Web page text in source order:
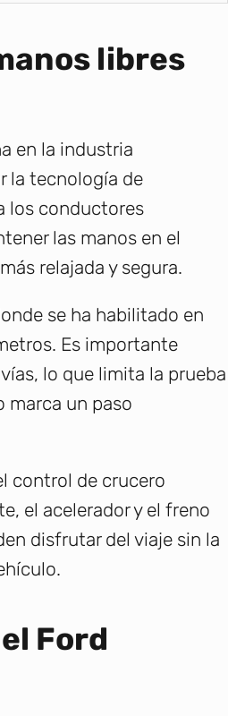
libres
en la industria
la tecnología de
los conductores
las manos en el
relajada y segura.
se ha habilitado en
Es importante
lo que limita la prueba
marca un paso
control de crucero
el acelerador y el freno
disfrutar del viaje sin la
Ford